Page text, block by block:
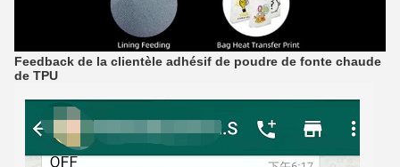
Feedback de la clientèle adhésif de poudre de fonte chaude
de TPU